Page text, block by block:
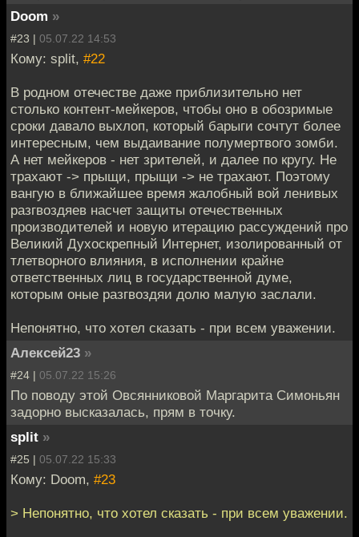
Doom »
#23 | 05.07.22 14:53
Кому: split, #22
В родном отечестве даже приблизительно нет
столько контент-мейкеров, чтобы оно в обозримые
сроки давало выхлоп, который барыги сочтут более
интересным, чем выдаивание полумертвого зомби.
А нет мейкеров - нет зрителей, и далее по кругу. Не
трахают -> прыщи, прыщи -> не трахают. Поэтому
вангую в ближайшее время жалобный вой ленивых
разгвоздяев насчет защиты отечественных
производителей и новую итерацию рассуждений про
Великий Духоскрепный Интернет, изолированный от
тлетворного влияния, в исполнении крайне
ответственных лиц в государственной думе,
которым оные разгвоздяи долю малую заслали.
Непонятно, что хотел сказать - при всем уважении.
Алексей23 »
#24 | 05.07.22 15:26
По поводу этой Овсянниковой Маргарита Симоньян
задорно высказалась, прям в точку.
split »
#25 | 05.07.22 15:33
Кому: Doom, #23
> Непонятно, что хотел сказать - при всем уважении.